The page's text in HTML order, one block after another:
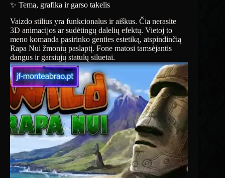
✨ Tema, grafika ir garso takelis
Vaizdo stilius yra funkcionalus ir aiškus. Čia nerasite
3D animacijos ar sudėtingų dalelių efektų. Vietoj to
meno komanda pasirinko genties estetiką, atspindinčią
Rapa Nui žmonių paslaptį. Fone matosi tamsėjantis
dangus ir garsiųjų statulų siluetai.